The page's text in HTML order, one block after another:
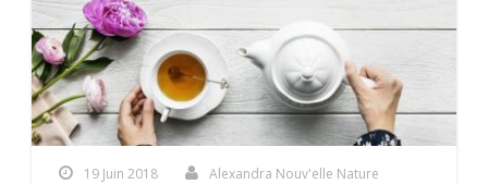
19 Juin 2018 Alexandra Nouv'elle Nature